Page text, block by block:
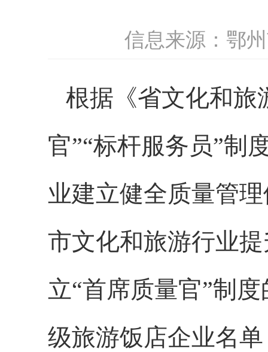
信息来源：鄂
根据《省文化和旅
官”“标杆服务员”制
业建立健全质量管
市文化和旅游行业
立“首席质量官”制
级旅游饭店企业名